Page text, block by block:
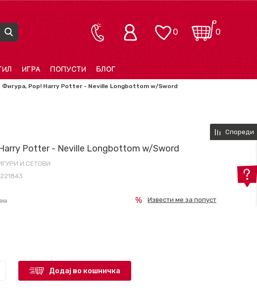
0
0
ИГРА ПОПУСТИ БЛОГ
Фигура, Pop! Harry Potter - Neville Longbottom w/Sword
Potter - Neville Longbottom w/Sword
И СЕТОВИ
221843
Извести ме за попуст
Додај во кошничка
Спореди